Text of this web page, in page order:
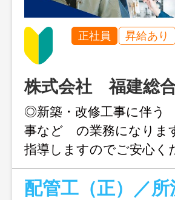
正社員 昇給あり
株式会社 福建総
◎新築・改修工事に伴
事など の業務になり
指導しますのでご安心
現場作業員「資格取得
変更なし】
配管工（正）／所